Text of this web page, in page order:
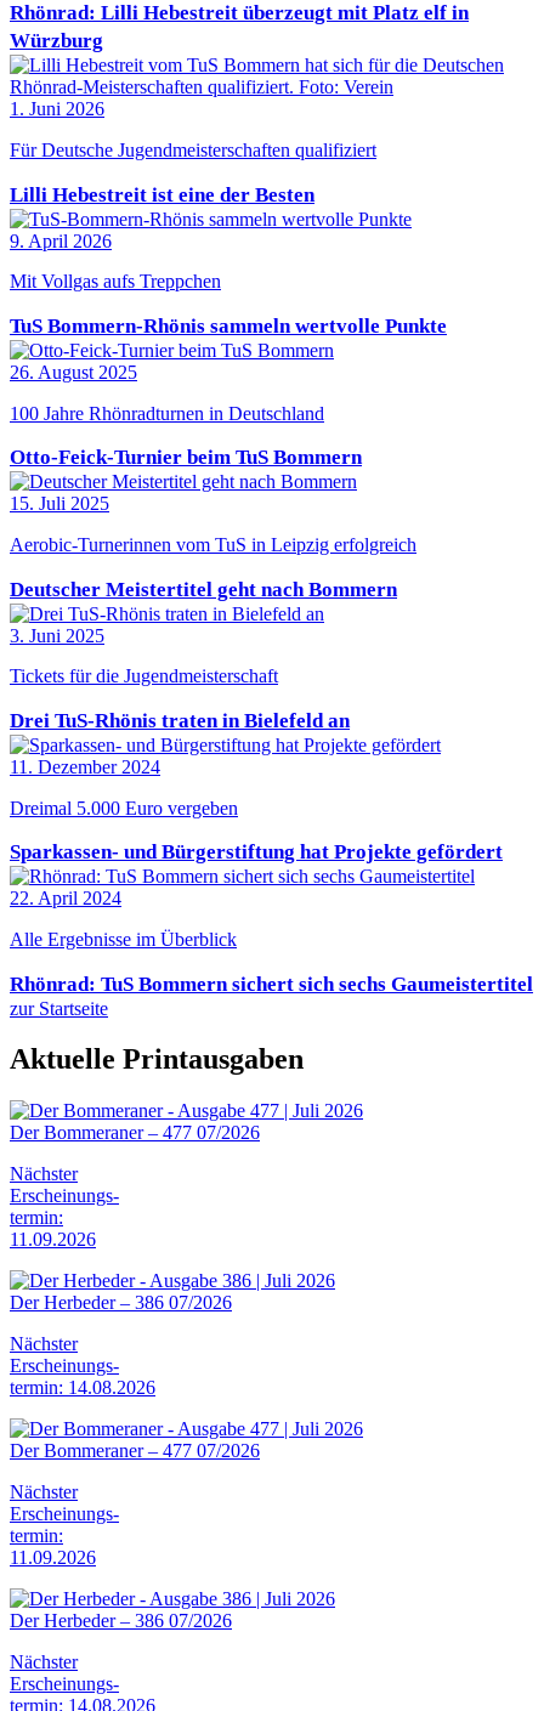
Rhönrad: Lilli Hebestreit überzeugt mit Platz elf in
Würzburg
1. Juni 2026
Für Deutsche Jugendmeisterschaften qualifiziert
Lilli Hebestreit ist eine der Besten
9. April 2026
Mit Vollgas aufs Treppchen
TuS Bommern-Rhönis sammeln wertvolle Punkte
26. August 2025
100 Jahre Rhönradturnen in Deutschland
Otto-Feick-Turnier beim TuS Bommern
15. Juli 2025
Aerobic-Turnerinnen vom TuS in Leipzig erfolgreich
Deutscher Meistertitel geht nach Bommern
3. Juni 2025
Tickets für die Jugendmeisterschaft
Drei TuS-Rhönis traten in Bielefeld an
11. Dezember 2024
Dreimal 5.000 Euro vergeben
Sparkassen- und Bürgerstiftung hat Projekte gefördert
22. April 2024
Alle Ergebnisse im Überblick
Rhönrad: TuS Bommern sichert sich sechs Gaumeistertitel
zur Startseite
Aktuelle Printausgaben
Der Bommeraner – 477 07/2026
Nächster
Erscheinungs-
termin:
11.09.2026
Der Herbeder – 386 07/2026
Nächster
Erscheinungs-
termin: 14.08.2026
Der Bommeraner – 477 07/2026
Nächster
Erscheinungs-
termin:
11.09.2026
Der Herbeder – 386 07/2026
Nächster
Erscheinungs-
termin: 14.08.2026